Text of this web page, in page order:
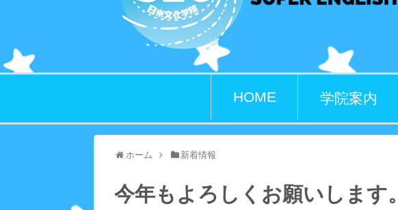
HOME 学院案内
ホーム 新着情報
今年もよろしくお願いします。